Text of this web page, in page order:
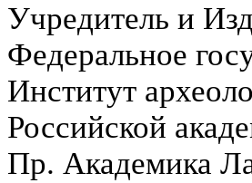
Учредитель и
Федеральное
Институт
Российской
Пр. Академика